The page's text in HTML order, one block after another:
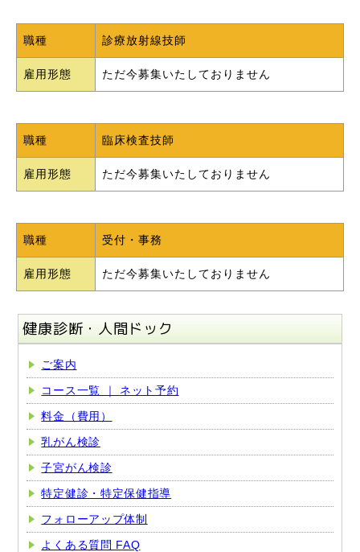
職種 診療放射線技師
雇用形態 ただ今募集いたしておりません
職種 臨床検査技師
雇用形態 ただ今募集いたしておりません
職種 受付・事務
雇用形態 ただ今募集いたしておりません
健康診断・人間ドック
ご案内
コース一覧 ｜ ネット予約
料金（費用）
乳がん検診
子宮がん検診
特定健診・特定保健指導
フォローアップ体制
よくある質問 FAQ